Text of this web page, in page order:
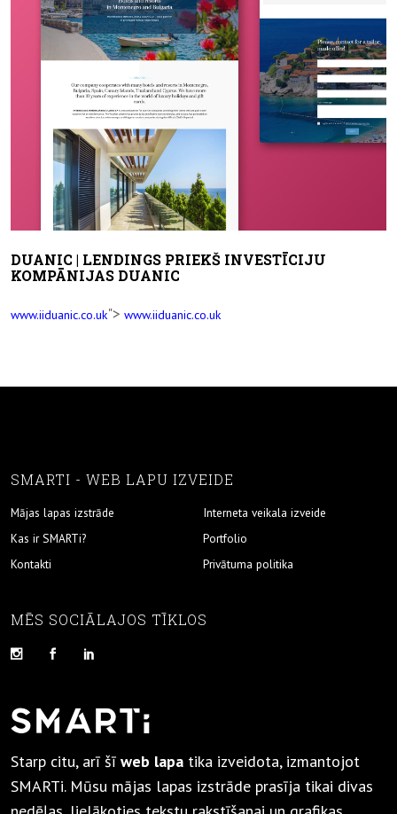
DUANIC | LENDINGS PRIEKŠ INVESTĪCIJU
KOMPĀNIJAS DUANIC
www.iiduanic.co.uk"> www.iiduanic.co.uk
SMARTI - WEB LAPU IZVEIDE
Mājas lapas izstrāde
Interneta veikala izveide
Kas ir SMARTi?
Portfolio
Kontakti
Privātuma politika
MĒS SOCIĀLAJOS TĪKLOS
Starp citu, arī šī web lapa tika izveidota, izmantojot
SMARTi. Mūsu mājas lapas izstrāde prasīja tikai divas